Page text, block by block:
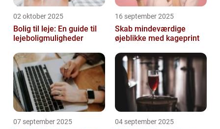
02 oktober 2025
Bolig til leje: En guide til
lejeboligmuligheder
16 september 2025
Skab mindeværdige
øjeblikke med kageprint
07 september 2025 04 september 2025